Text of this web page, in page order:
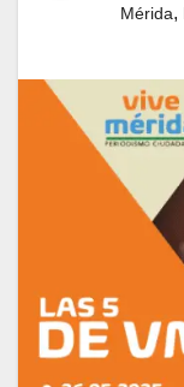
Mérida,